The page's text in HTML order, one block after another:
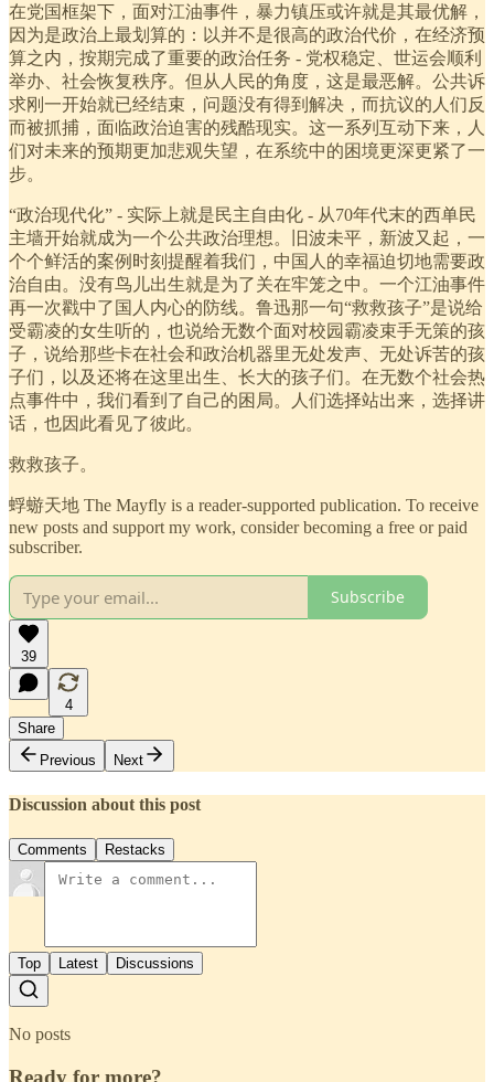
在党国框架下，面对江油事件，暴力镇压或许就是其最优解，
因为是政治上最划算的：以并不是很高的政治代价，在经济预
算之内，按期完成了重要的政治任务 - 党权稳定、世运会顺利
举办、社会恢复秩序。但从人民的角度，这是最恶解。公共诉
求刚一开始就已经结束，问题没有得到解决，而抗议的人们反
而被抓捕，面临政治迫害的残酷现实。这一系列互动下来，人
们对未来的预期更加悲观失望，在系统中的困境更深更紧了一
步。
“政治现代化” - 实际上就是民主自由化 - 从70年代末的西单民
主墙开始就成为一个公共政治理想。旧波未平，新波又起，一
个个鲜活的案例时刻提醒着我们，中国人的幸福迫切地需要政
治自由。没有鸟儿出生就是为了关在牢笼之中。一个江油事件
再一次戳中了国人内心的防线。鲁迅那一句“救救孩子”是说给
受霸凌的女生听的，也说给无数个面对校园霸凌束手无策的孩
子，说给那些卡在社会和政治机器里无处发声、无处诉苦的孩
子们，以及还将在这里出生、长大的孩子们。在无数个社会热
点事件中，我们看到了自己的困局。人们选择站出来，选择讲
话，也因此看见了彼此。
救救孩子。
蜉蝣天地 The Mayfly is a reader-supported publication. To receive
new posts and support my work, consider becoming a free or paid
subscriber.
Subscribe
39
4
Share
Previous
Next
Discussion about this post
Comments Restacks
Top Latest Discussions
No posts
Ready for more?